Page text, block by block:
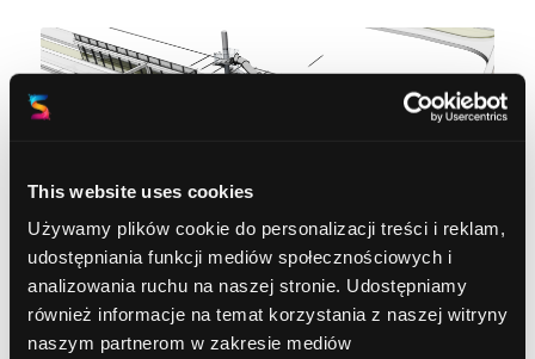
This website uses cookies
Używamy plików cookie do personalizacji treści i reklam,
udostępniania funkcji mediów społecznościowych i
analizowania ruchu na naszej stronie. Udostępniamy
również informacje na temat korzystania z naszej witryny
naszym partnerom w zakresie mediów